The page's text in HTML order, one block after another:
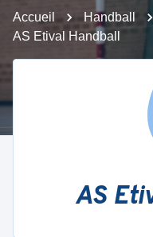
Accueil Handball
AS Etival Handball
AS